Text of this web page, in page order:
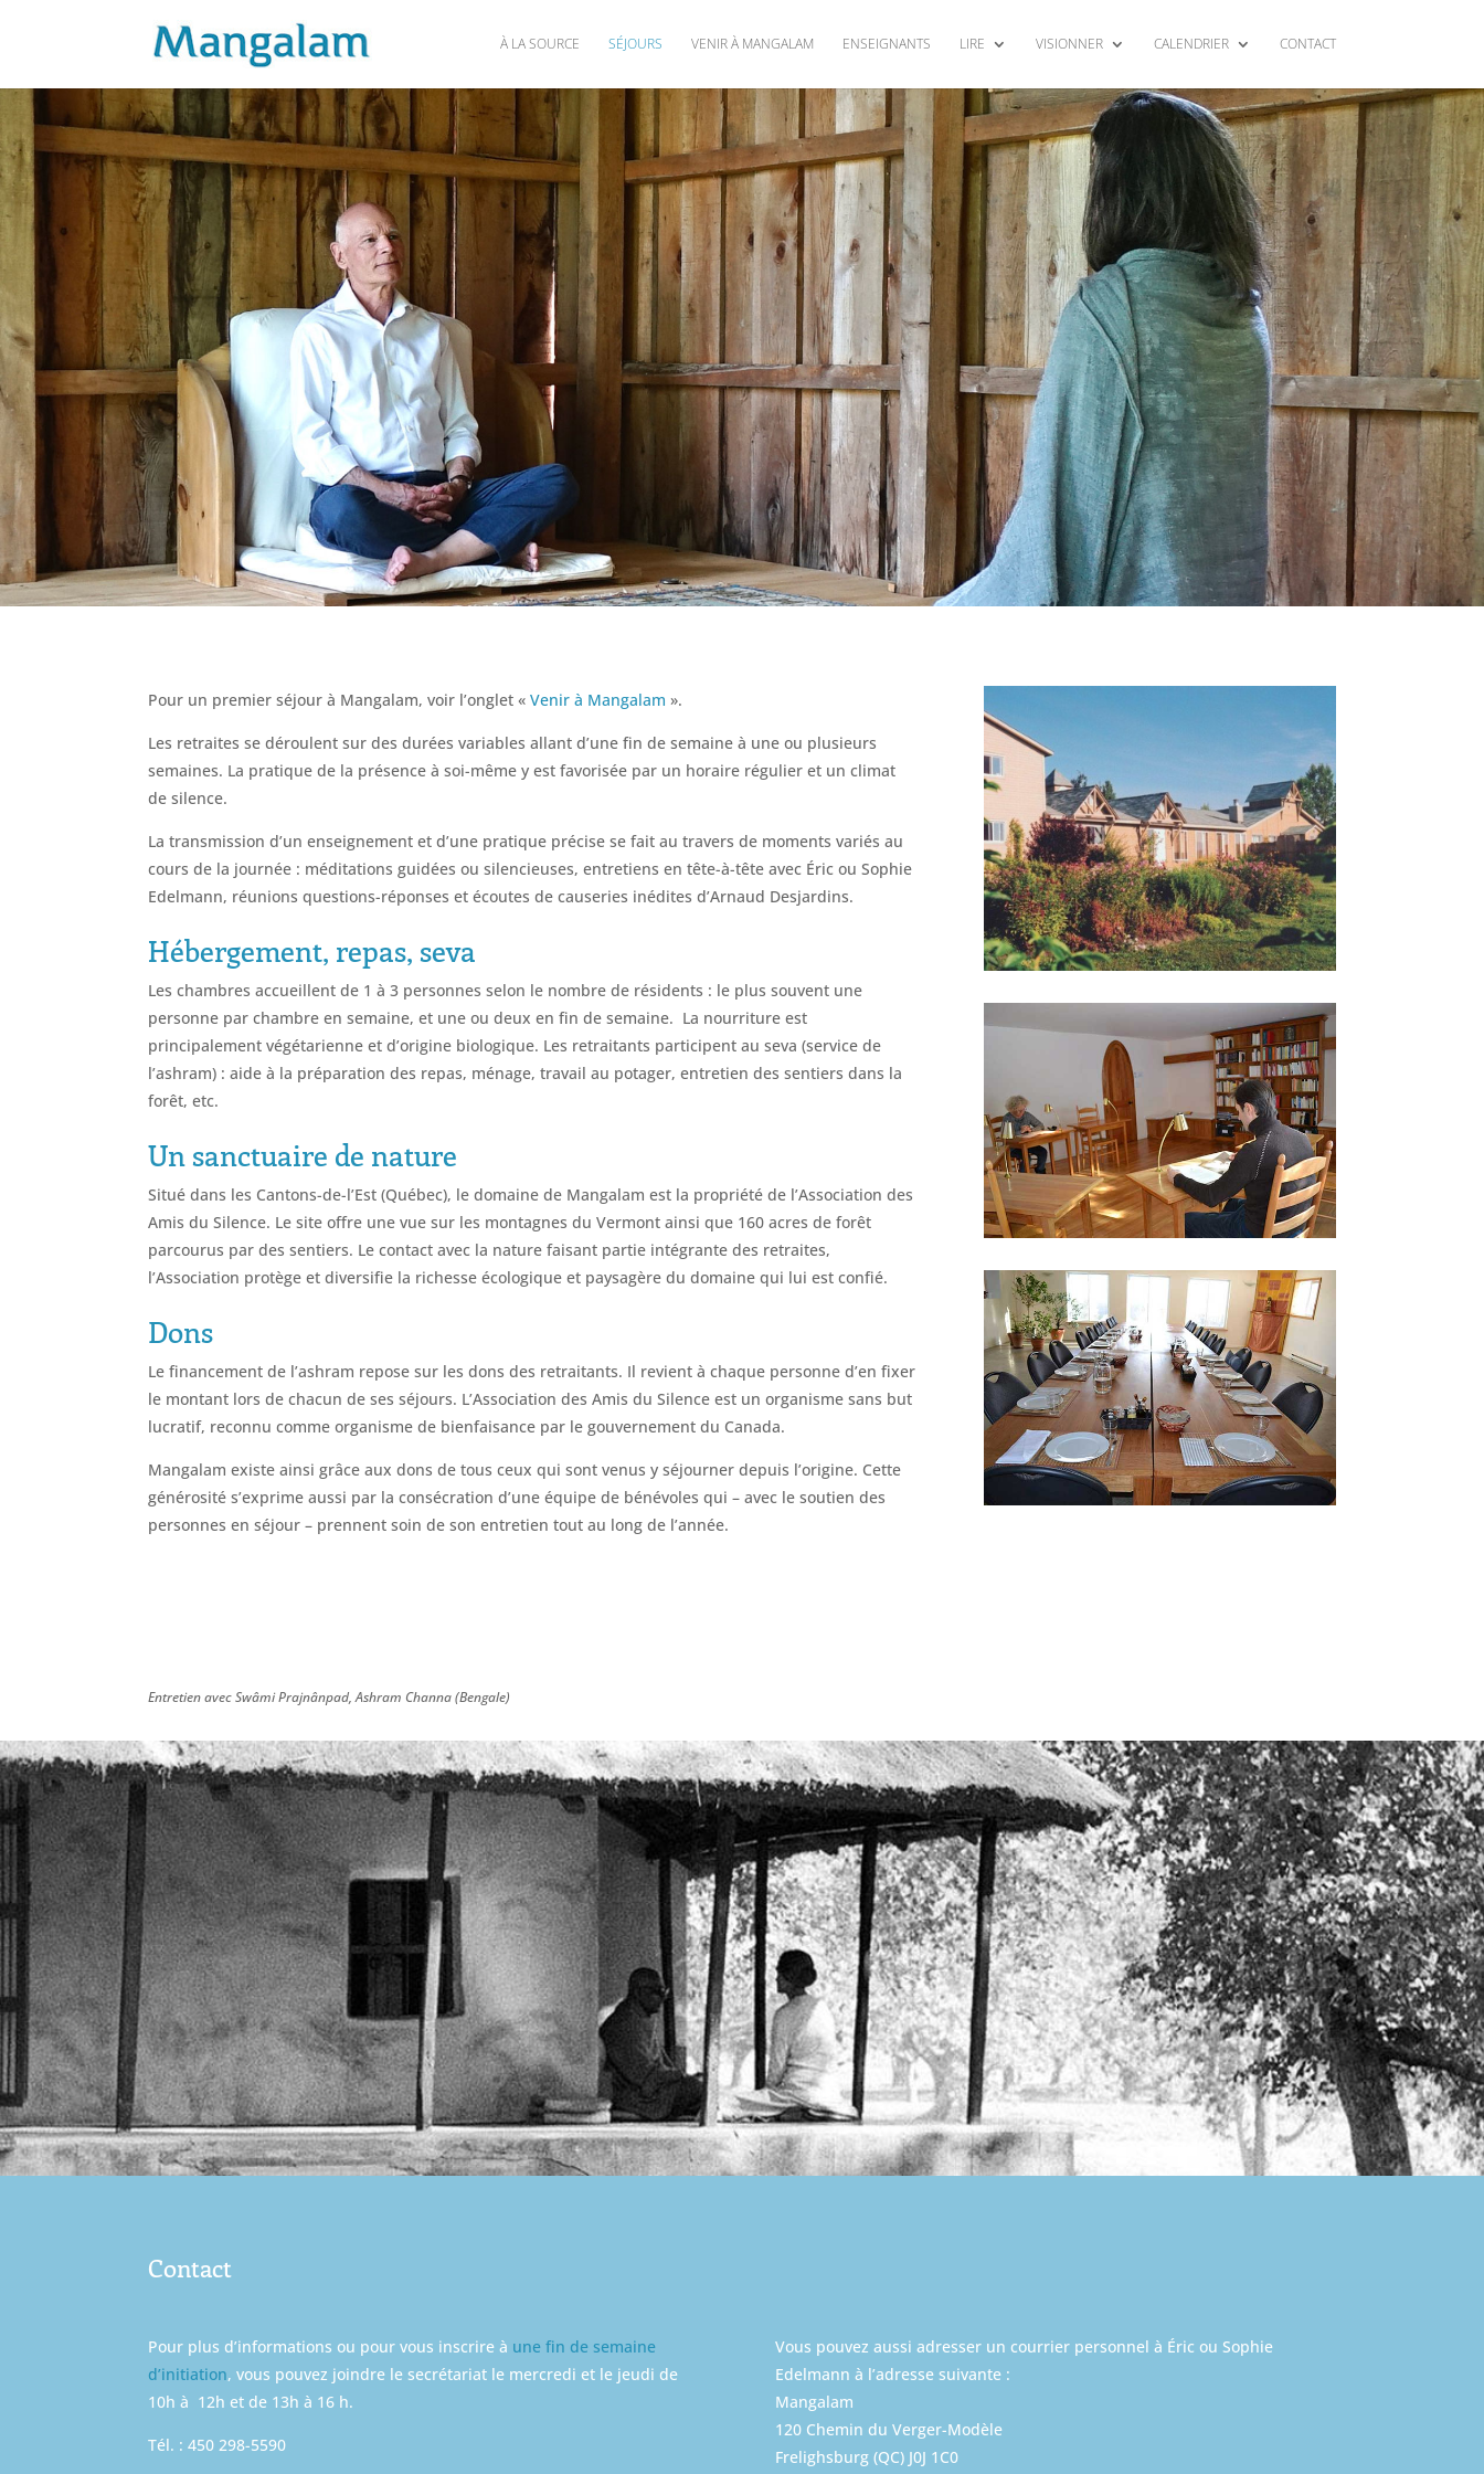
À LA SOURCE SÉJOURS VENIR À MANGALAM ENSEIGNANTS LIRE VISIONNER CALENDRIER CONTACT
Pour un premier séjour à Mangalam, voir l’onglet «Venir à Mangalam ».
Les retraites se déroulent sur des durées variables allant d’une fin de semaine à une ou plusieurs
semaines. La pratique de la présence à soi-même y est favorisée par un horaire régulier et un climat
de silence.
La transmission d’un enseignement et d’une pratique précise se fait au travers de moments variés au
cours de la journée : méditations guidées ou silencieuses, entretiens en tête-à-tête avec Éric ou Sophie
Edelmann, réunions questions-réponses et écoutes de causeries inédites d’Arnaud Desjardins.
Hébergement, repas, seva
Les chambres accueillent de 1 à 3 personnes selon le nombre de résidents : le plus souvent une
personne par chambre en semaine, et une ou deux en fin de semaine. La nourriture est
principalement végétarienne et d’origine biologique. Les retraitants participent au seva (service de
l’ashram) : aide à la préparation des repas, ménage, travail au potager, entretien des sentiers dans la
forêt, etc.
Un sanctuaire de nature
Situé dans les Cantons-de-l’Est (Québec), le domaine de Mangalam est la propriété de l’Association des
Amis du Silence. Le site offre une vue sur les montagnes du Vermont ainsi que 160 acres de forêt
parcourus par des sentiers. Le contact avec la nature faisant partie intégrante des retraites,
l’Association protège et diversifie la richesse écologique et paysagère du domaine qui lui est confié.
Dons
Le financement de l’ashram repose sur les dons des retraitants. Il revient à chaque personne d’en fixer
le montant lors de chacun de ses séjours. L’Association des Amis du Silence est un organisme sans but
lucratif, reconnu comme organisme de bienfaisance par le gouvernement du Canada.
Mangalam existe ainsi grâce aux dons de tous ceux qui sont venus y séjourner depuis l’origine. Cette
générosité s’exprime aussi par la consécration d’une équipe de bénévoles qui – avec le soutien des
personnes en séjour – prennent soin de son entretien tout au long de l’année.
Entretien avec Swâmi Prajnânpad, Ashram Channa (Bengale)
Contact
Pour plus d’informations ou pour vous inscrire à une fin de semaine
d’initiation, vous pouvez joindre le secrétariat le mercredi et le jeudi de
10h à 12h et de 13h à 16 h.
Tél. : 450 298-5590
Vous pouvez aussi adresser un courrier personnel à Éric ou Sophie
Edelmann à l’adresse suivante :
Mangalam
120 Chemin du Verger-Modèle
Frelighsburg (QC) J0J 1C0